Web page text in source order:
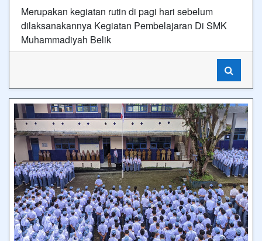
Merupakan kegiatan rutin di pagi hari sebelum
dilaksanakannya Kegiatan Pembelajaran Di SMK
Muhammadiyah Belik